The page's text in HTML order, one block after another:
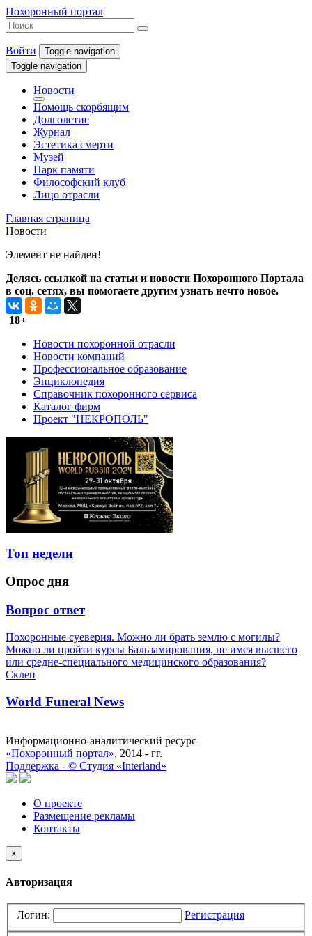
Похоронный портал
Войти
Toggle navigation
Toggle navigation
Новости
Помощь скорбящим
Долголетие
Журнал
Эстетика смерти
Музей
Парк памяти
Философский клуб
Лицо отрасли
Главная страница
Новости
Элемент не найден!
Делясь ссылкой на статьи и новости Похоронного Портала
в соц. сетях, вы помогаете другим узнать нечто новое.
18+
Новости похоронной отрасли
Новости компаний
Профессиональное образование
Энциклопедия
Справочник похоронного сервиса
Каталог фирм
Проект "НЕКРОПОЛЬ"
Топ недели
Опрос дня
Вопрос ответ
Похоронные суеверия. Можно ли брать землю с могилы?
Можно ли пройти курсы Бальзамирования, не имея высшего
или средне-специального медицинского образования?
Склеп
World Funeral News
Информационно-аналитический ресурс
«Похоронный портал», 2014 - гг.
Поддержка - © Cтудия «Interland»
О проекте
Размещение рекламы
Контакты
×
Авторизация
Логин: Регистрация